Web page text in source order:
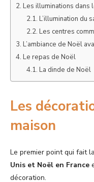
Les illuminations dans
L’illumination du
Les centres
L’ambiance de Noël
Le repas de Noël
La dinde de Noël
Les
maison
Le premier point qui fait la
Unis et Noël en France
décoration.